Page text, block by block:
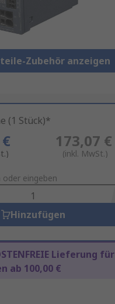
Zubehör anzeigen
(1 Stück)*
173,07 €
(inkl. MwSt.)
oder eingeben
Hinzufügen
Lieferung für
ab 100,00 €